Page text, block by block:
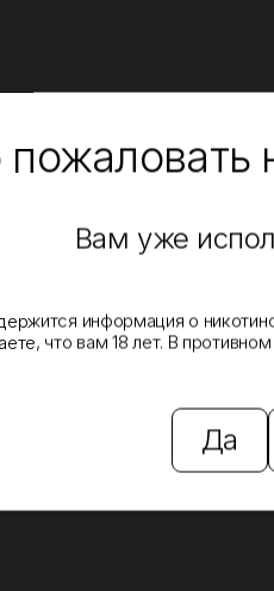
Вам уже
информация о
что вам 18 лет. В противном
Да